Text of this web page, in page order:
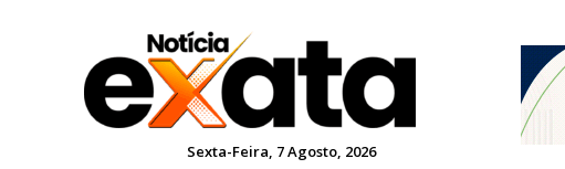
Sexta-Feira, 7 Agosto, 2026